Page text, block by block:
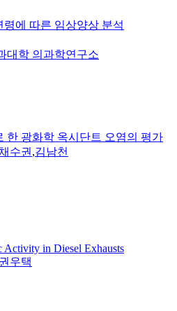
에 따른 임상양상 분석
대학 의과학연구소
한 광화학 옥시단트 오염의 평가
수권,김남천
Activity in Diesel Exhausts
권우택